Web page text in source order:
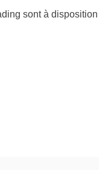
sont à disposition